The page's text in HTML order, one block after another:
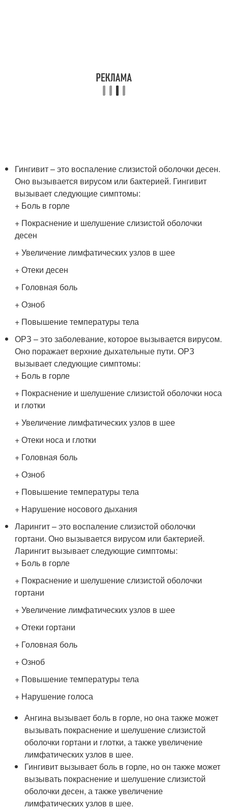
Гингивит – это воспаление слизистой оболочки десен.
Оно вызывается вирусом или бактерией. Гингивит
вызывает следующие симптомы:
+ Боль в горле
+ Покраснение и шелушение слизистой оболочки
десен
+ Увеличение лимфатических узлов в шее
+ Отеки десен
+ Головная боль
+ Озноб
+ Повышение температуры тела
ОРЗ – это заболевание, которое вызывается вирусом.
Оно поражает верхние дыхательные пути. ОРЗ
вызывает следующие симптомы:
+ Боль в горле
+ Покраснение и шелушение слизистой оболочки носа
и глотки
+ Увеличение лимфатических узлов в шее
+ Отеки носа и глотки
+ Головная боль
+ Озноб
+ Повышение температуры тела
+ Нарушение носового дыхания
Ларингит – это воспаление слизистой оболочки
гортани. Оно вызывается вирусом или бактерией.
Ларингит вызывает следующие симптомы:
+ Боль в горле
+ Покраснение и шелушение слизистой оболочки
гортани
+ Увеличение лимфатических узлов в шее
+ Отеки гортани
+ Головная боль
+ Озноб
+ Повышение температуры тела
+ Нарушение голоса
Ангина вызывает боль в горле, но она также может
вызывать покраснение и шелушение слизистой
оболочки гортани и глотки, а также увеличение
лимфатических узлов в шее.
Гингивит вызывает боль в горле, но он также может
вызывать покраснение и шелушение слизистой
оболочки десен, а также увеличение
лимфатических узлов в шее.